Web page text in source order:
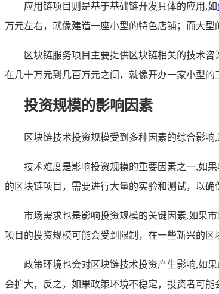
应用链项目则是基于基础链开发具体的应用,如
万元左右，就像建造一座小型的特色店铺；而大
区块链服务项目主要提供区块链相关的技术
在几十万元到几百万元之间，就像开办一家小型的
投资规模的影响因素
区块链技术投资规模受到多种因素的综合影
技术难度是影响投资规模的重要因素之一,如
的区块链项目，需要进行大量的实验和测试，以
市场需求也是影响投资规模的关键因素,如果
项目的投资规模可能会受到限制，在一些新兴的
政策环境也会对区块链技术投资产生影响,如
会扩大，反之，如果政策环境不稳定，投资者可